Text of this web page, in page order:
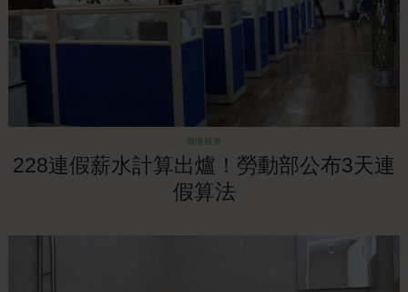
職場競爭
228連假薪水計算出爐！勞動部公布3天連
假算法